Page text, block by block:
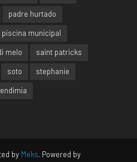
padre hurtado
piscina municipal
melo
saint patricks
soto
stephanie
by Meks. Powered by